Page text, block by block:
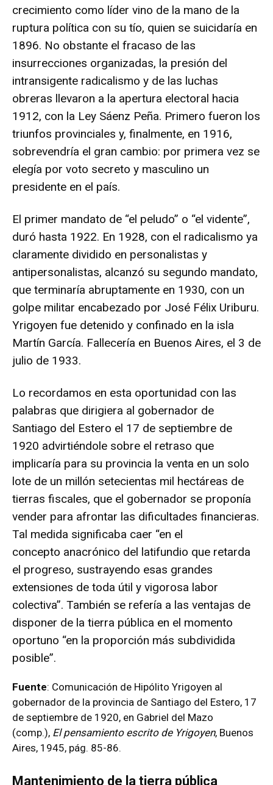
crecimiento como líder vino de la mano de la
ruptura política con su tío, quien se suicidaría en
1896. No obstante el fracaso de las
insurrecciones organizadas, la presión del
intransigente radicalismo y de las luchas
obreras llevaron a la apertura electoral hacia
1912, con la Ley Sáenz Peña. Primero fueron los
triunfos provinciales y, finalmente, en 1916,
sobrevendría el gran cambio: por primera vez se
elegía por voto secreto y masculino un
presidente en el país.
El primer mandato de “el peludo” o “el vidente”,
duró hasta 1922. En 1928, con el radicalismo ya
claramente dividido en personalistas y
antipersonalistas, alcanzó su segundo mandato,
que terminaría abruptamente en 1930, con un
golpe militar encabezado por José Félix Uriburu.
Yrigoyen fue detenido y confinado en la isla
Martín García. Fallecería en Buenos Aires, el 3 de
julio de 1933.
Lo recordamos en esta oportunidad con las
palabras que dirigiera al gobernador de
Santiago del Estero el 17 de septiembre de
1920 advirtiéndole sobre el retraso que
implicaría para su provincia la venta en un solo
lote de un millón setecientas mil hectáreas de
tierras fiscales, que el gobernador se proponía
vender para afrontar las dificultades financieras.
Tal medida significaba caer “en el
concepto anacrónico del latifundio que retarda
el progreso, sustrayendo esas grandes
extensiones de toda útil y vigorosa labor
colectiva”. También se refería a las ventajas de
disponer de la tierra pública en el momento
oportuno “en la proporción más subdividida
posible”.
Fuente: Comunicación de Hipólito Yrigoyen al
gobernador de la provincia de Santiago del Estero, 17
de septiembre de 1920, en Gabriel del Mazo
(comp.), El pensamiento escrito de Yrigoyen, Buenos
Aires, 1945, pág. 85-86.
Mantenimiento de la tierra pública